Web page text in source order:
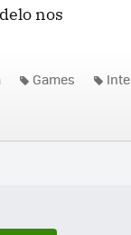
nos
Games